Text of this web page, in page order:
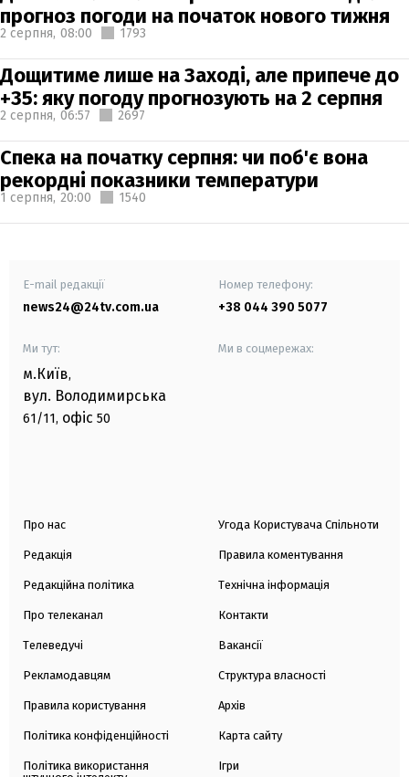
прогноз погоди на початок нового тижня
2 серпня, 08:00 1793
Дощитиме лише на Заході, але припече до
+35: яку погоду прогнозують на 2 серпня
2 серпня, 06:57 2697
Спека на початку серпня: чи поб'є вона
рекордні показники температури
1 серпня, 20:00 1540
E-mail редакції
news24@24tv.com.ua
Номер телефону:
+38 044 390 5077
Ми тут:
м.Київ,
вул. Володимирська
61/11, офіс 50
Ми в соцмережах:
Про нас
Редакція
Редакційна політика
Про телеканал
Телеведучі
Рекламодавцям
Правила користування
Політика конфіденційності
Політика використання
Угода Користувача Спільноти
Правила коментування
Технічна інформація
Контакти
Вакансії
Структура власності
Архів
Карта сайту
Ігри